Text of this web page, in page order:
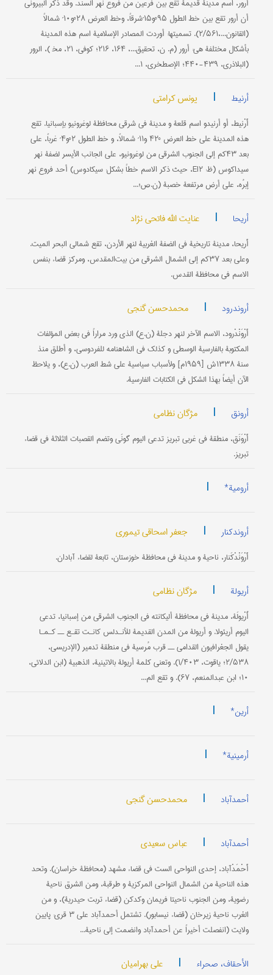
أَرور، اسم مدينة قديمة تقع بين فرعين من فروع نهر السند. وقد ذكر البيروني
أن أرور تقع بين خط الطول ۹۵°و۱۵´شرقاً، وخط العرض ۲۸°و۱۰´ شمالاً
(القانون...،۲/۵۶۱). تسميتها: أوردت المصادر الإسلامية اسم هذه المدينة
بأشكال مختلفة هي: أرور (م. ن، تحقيق...، ۱۶۴، ۲۱۶؛ كوفي، ۲۱، مخ‍ )، الرور
(البلاذري، ۴۳۹-۴۴۰؛ الإصطخري، ۱...
أرنیط | یونس کرامتي
أَرْنيط، أو أرنيدو اسم قلعة و مدينة في شرقي محافظة لوغرونيو ب‍‍‍إسبانيا. تقع
هذه المدينة علی خط العرض °۴۲ و۱۱´ شمالاً، و خط الطول ۲°و۴´ غرباً، علی
بعد ۴۳كم إلی الجنوب الشرقي من لوغرونيو، علی الجانب الأيسر لضفة نهر
سيداكوس (ظ: EI۲، حيث ذكر الاسم خطاً بشكل: سيكادوس) أحد فروع نهر
إبرُه، علی أرض مرتفعة خصبة (ن.ص؛...
أریحا | عنایت الله فاتحي نژاد
أَريحا، مدينة تاريخية في الضفة الغربية لنهر الأردن‌، تقع‌ شمالي البحر الميت‌.
وعلى‌ بعد ۳۷كم‌ إلى‌ الشمال‌ الشرقي من‌ بيت‌المقدس‌، ومركز قضاء بنفس‌
الاسم‌ في محافظة القدس‌.
أروندرود | محمدحسن گنجي
أَرْوَنْدْرود، الاسم الآخر لنهر دجلة (ن.ع) الذي ورد مراراً في بعض المؤلفات
المكتوبة بالفارسية الوسطى و كذلك في الشاهنامه للفردوسي، و أطلق منذ
سنة ۱۳۳۸ش [۱۹۵۹م] ولأسباب سياسية على شط العرب (ن.ع)، و يلاحظ
الآن أيضاً بهذا الشكل في الكتابات الفارسية.
أرونق | مژگان نظامی
أَرْوَنَق‌، منطقة في غربي تبريز تدعى‌ اليوم‌ گونَي وتضم القصبات‌ الثلاثة في قضاء
تبريز.
أرومیة* |
أروندکنار | جعفر اسحاقی تیموری
أَرْوَنْدْكَنار، ناحية و مدينة في محافظة خوزستان‌، تابعة لقضاء آبادان‌.
أریولة | مژگان نظامی
أُرْيولَة، مدينة في محافظة أليكانته في الجنوب الشرقي من إسبانيا، تدعی
اليوم أريئولا. و أريولة من المدن القديمة للأنـدلس كانـت تقـع ــ كـمـا
يقول الجغرافيون القدامی ــ قرب مُرسية في منطقة تدمير (الإدريسي،
۲/۵۳۸؛ ياقوت، ۱/۴۰۳). وتعني كلمة أريولة بالاتينية، الذهبية (ابن الدلائي،
۱۰؛ ابن عبدالمنعم، ۶۷). و تقع الم...
أرین* |
أرمینیة* |
أحمدآباد | محمدحسن گنجي
أحمدآباد | عباس سعیدي
أَحْمَدْآباد، إحدی النواحي الست في قضاء مشهد (محافظة خراسان). وتحد
هذه الناحیة من الشمال النواحي المرکزیة و طرقبة، ومن الشرق ناحیة
رضویة، ومن الجنوب ناحیتا فریمان وکدکن (قضاء تربت حیدریة)، و من
الغرب ناحیة زیرخان (قضاء نیسابور). تشتمل أحمدآباد علی ۳ قری: پایین
ولایت (انفصلت أخیراً عن أحمدآباد وانضمت إلی ناحیة...
الأحقاف، صحراء | علي بهرامیان